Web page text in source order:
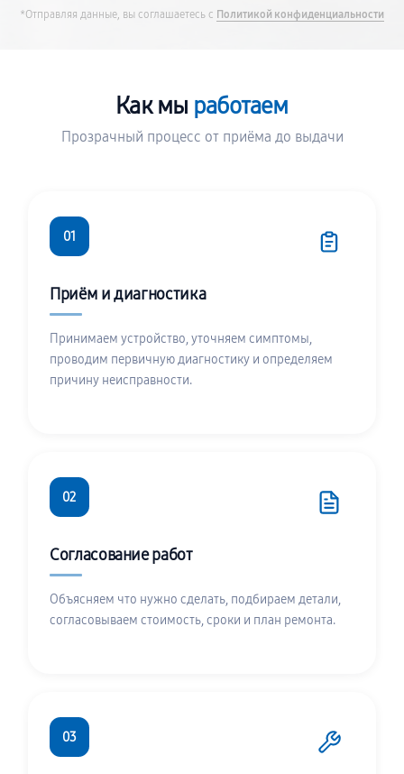
*Отправляя данные, вы соглашаетесь с Политикой конфиденциальности
Как мы работаем
Прозрачный процесс от приёма до выдачи
01
Приём и диагностика
Принимаем устройство, уточняем симптомы,
проводим первичную диагностику и определяем
причину неисправности.
02
Согласование работ
Объясняем что нужно сделать, подбираем детали,
согласовываем стоимость, сроки и план ремонта.
03